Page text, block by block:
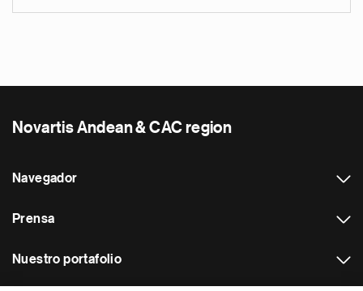
Novartis Andean & CAC region
Navegador
Prensa
Nuestro portafolio